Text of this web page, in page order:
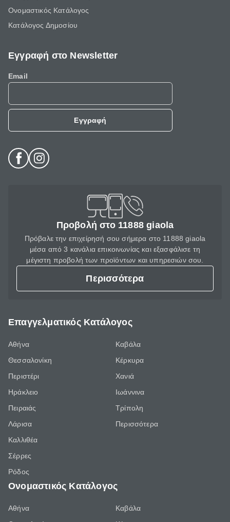
Ονομαστικός Κατάλογος
Κατάλογος Δημοσίου
Εγγραφή στο Newsletter
Email
Εγγραφή
Προβολή στο 11888 giaola
Πρόβαλε την επιχείρησή σου σήμερα στο 11888 giaola
μέσα από 3 κανάλια επικοινωνίας και εξασφάλισε τη
μέγιστη προβολή των προϊόντων και υπηρεσιών σου.
Περισσότερα
Επαγγελματικός Κατάλογος
Αθήνα
Θεσσαλονίκη
Περιστέρι
Ηράκλειο
Πειραιάς
Λάρισα
Καλλιθέα
Σέρρες
Ρόδος
Καβάλα
Κέρκυρα
Χανιά
Ιωάννινα
Τρίπολη
Περισσότερα
Ονομαστικός Κατάλογος
Αθήνα
Καβάλα